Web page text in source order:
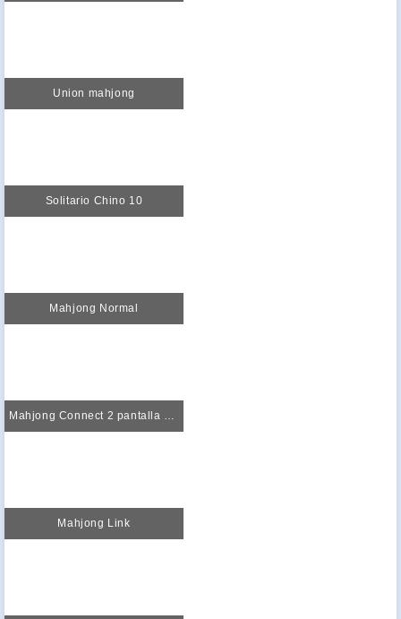
Union mahjong
Solitario Chino 10
Mahjong Normal
Mahjong Connect 2 pantalla completa
Mahjong Link